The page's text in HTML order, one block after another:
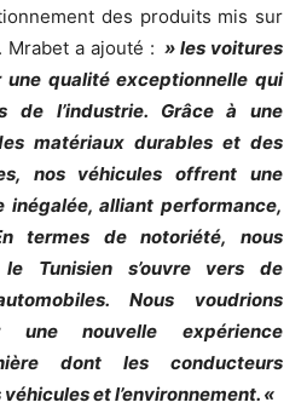
des produits mis sur
Mrabet a ajouté : » les voitures
qualité exceptionnelle qui
de l’industrie. Grâce à une
matériaux durables et des
nos véhicules offrent une
inégalée, alliant performance,
termes de notoriété, nous
Tunisien s’ouvre vers de
Nous voudrions
nouvelle expérience
dont les conducteurs
et l’environnement. «